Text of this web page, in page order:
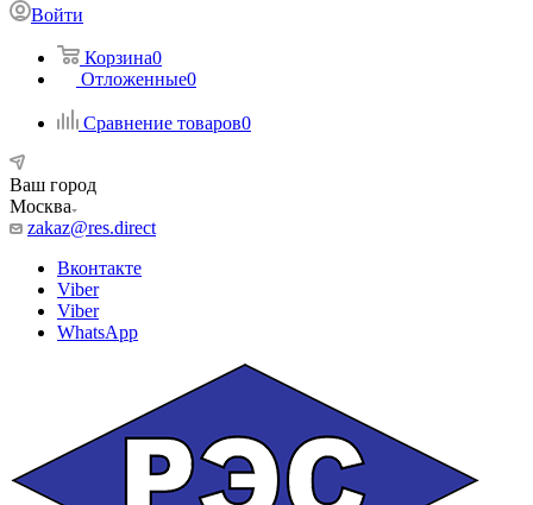
Войти
Корзина0
Отложенные0
Сравнение товаров0
Ваш город
Москва
zakaz@res.direct
Вконтакте
Viber
Viber
WhatsApp